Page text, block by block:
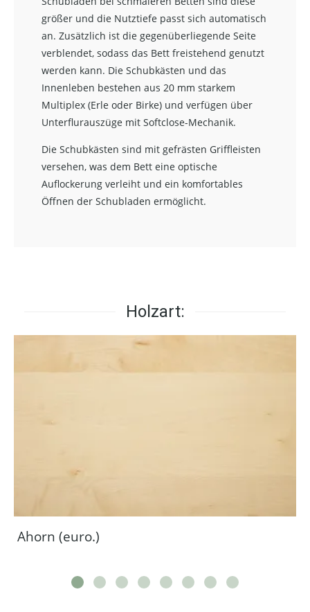
größer und die Nutztiefe passt sich automatisch
an. Zusätzlich ist die gegenüberliegende Seite
verblendet, sodass das Bett freistehend genutzt
werden kann. Die Schubkästen und das
Innenleben bestehen aus 20 mm starkem
Multiplex (Erle oder Birke) und verfügen über
Unterflurauszüge mit Softclose-Mechanik.
Die Schubkästen sind mit gefrästen Griffleisten
versehen, was dem Bett eine optische
Auflockerung verleiht und ein komfortables
Öffnen der Schubladen ermöglicht.
Holzart:
Ahorn (euro.)